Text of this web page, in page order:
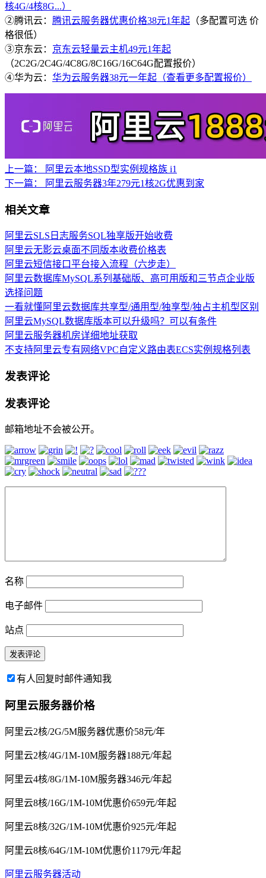
核4G/4核8G...）
②腾讯云： 腾讯云服务器优惠价格38元1年起 （多配置可选 价
格很低）
③京东云： 京东云轻量云主机49元1年起
（2C2G/2C4G/4C8G/8C16G/16C64G配置报价）
④华为云： 华为云服务器38元一年起（查看更多配置报价）
上一篇：
阿里云本地SSD型实例规格族 i1
下一篇：
阿里云服务器3年279元1核2G优惠到家
相关文章
阿里云SLS日志服务SQL独享版开始收费
阿里云无影云桌面不同版本收费价格表
阿里云短信接口平台接入流程（六步走）
阿里云数据库MySQL系列基础版、高可用版和三节点企业版
选择问题
一看就懂阿里云数据库共享型/通用型/独享型/独占主机型区别
阿里云MySQL数据库版本可以升级吗？可以有条件
阿里云服务器机房详细地址获取
不支持阿里云专有网络VPC自定义路由表ECS实例规格列表
发表评论
发表评论
邮箱地址不会被公开。
名称
电子邮件
站点
有人回复时邮件通知我
阿里云服务器价格
阿里云2核/2G/5M服务器优惠价58元/年
阿里云2核/4G/1M-10M服务器188元/年起
阿里云4核/8G/1M-10M服务器346元/年起
阿里云8核/16G/1M-10M优惠价659元/年起
阿里云8核/32G/1M-10M优惠价925元/年起
阿里云8核/64G/1M-10M优惠价1179元/年起
阿里云服务器活动